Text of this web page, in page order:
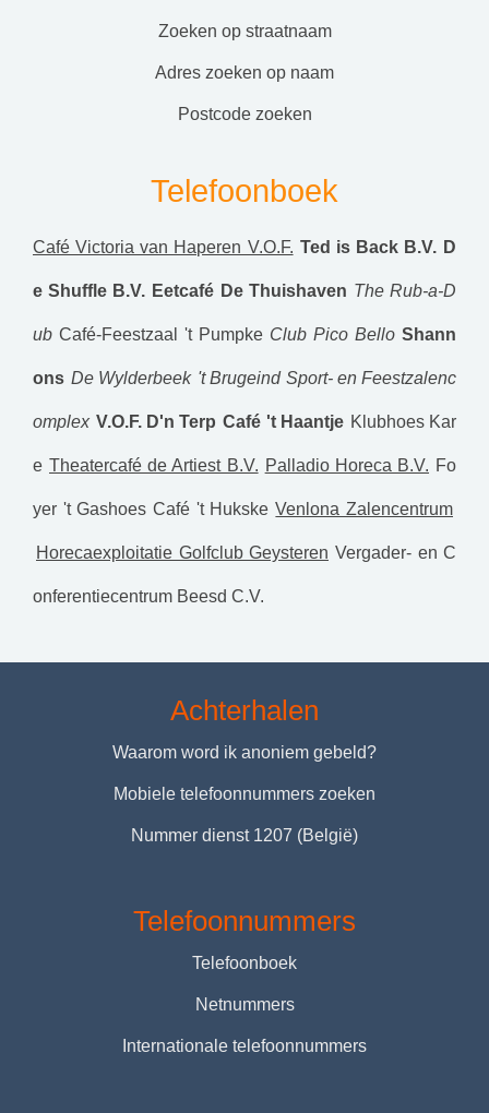
zoeken op straatnaam
adres zoeken op naam
postcode zoeken
Telefoonboek
Café Victoria van Haperen V.O.F. Ted is Back B.V. D
e Shuffle B.V. Eetcafé De Thuishaven The Rub-a-D
ub Café-Feestzaal 't Pumpke Club Pico Bello Shann
ons De Wylderbeek 't Brugeind Sport- en Feestzalenc
omplex V.O.F. D'n Terp Café 't Haantje Klubhoes Kar
e Theatercafé de Artiest B.V. Palladio Horeca B.V. Fo
yer 't Gashoes Café 't Hukske Venlona Zalencentrum
Horecaexploitatie Golfclub Geysteren Vergader- en C
onferentiecentrum Beesd C.V.
Achterhalen
Waarom word ik anoniem gebeld?
Mobiele telefoonnummers zoeken
Nummer dienst 1207 (België)
Telefoonnummers
Telefoonboek
Netnummers
Internationale telefoonnummers